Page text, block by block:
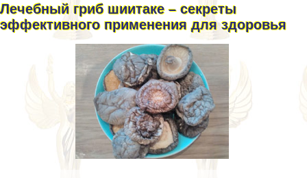
Лечебный гриб шиитаке – секреты
эффективного применения для здоровья